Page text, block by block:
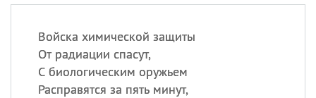
Войска химической защиты
От радиации спасут,
С биологическим оружьем
Расправятся за пять минут,